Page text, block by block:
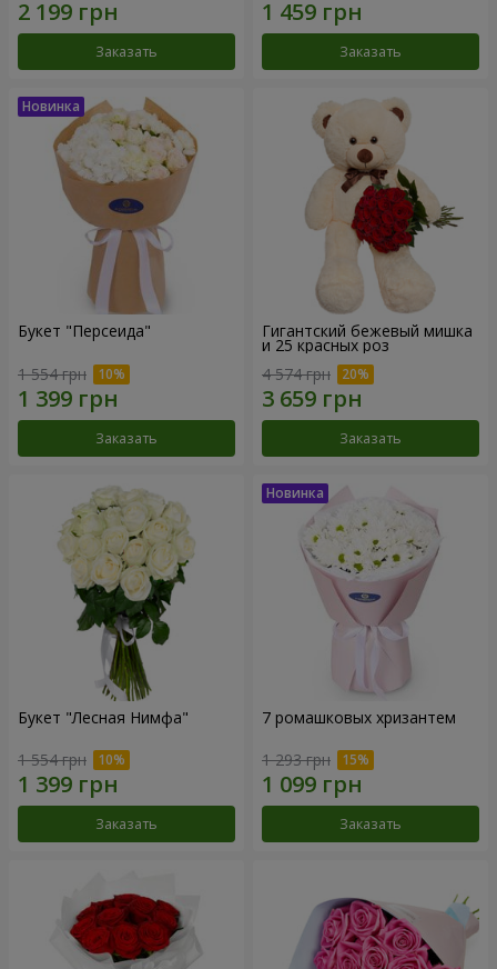
Заказать Заказать
Букет "Персеида"
1 554 грн
Заказать
Гигантский бежевый мишка
и 25 красных роз
4 574 грн
Заказать
Букет "Лесная Нимфа"
1 554 грн
Заказать
7 ромашковых хризантем
1 293 грн
Заказать